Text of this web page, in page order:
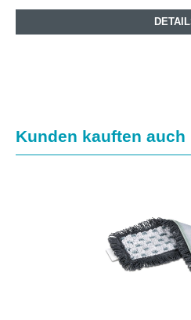
Produktgalerie überspringen
Kunden kauften auch